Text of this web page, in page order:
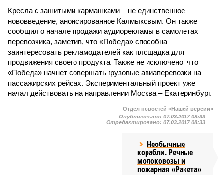
Кресла с зашитыми кармашками – не единственное
нововведение, анонсированное Калмыковым. Он также
сообщил о начале продажи аудиорекламы в самолетах
перевозчика, заметив, что «Победа» способна
заинтересовать рекламодателей как площадка для
продвижения своего продукта. Также не исключено, что
«Победа» начнет совершать грузовые авиаперевозки на
пассажирских рейсах. Экспериментальный проект уже
начал действовать на направлении Москва – Екатеринбург.
Отдел новостей «Нашей версии»
Опубликовано: 07.03.2017 08:33
Отредактировано: 07.03.2017 08:33
Необычные
корабли. Речные
молоковозы и
пожарная «Ракета»